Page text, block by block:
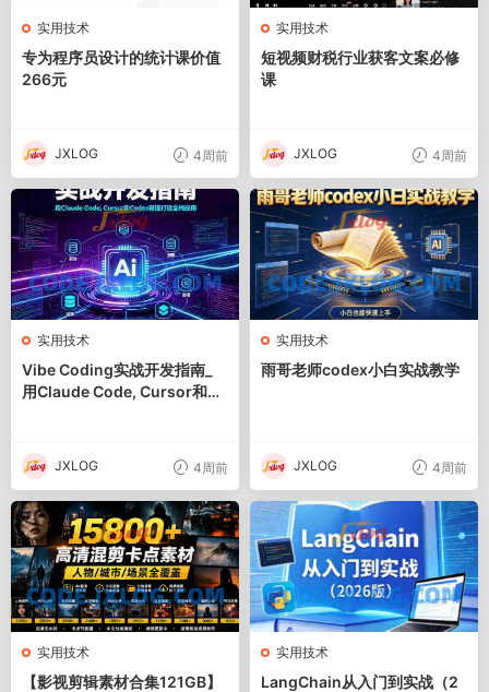
实用技术
专为程序员设计的统计课价值
266元
JXLOG 4周前
实用技术
短视频财税行业获客文案必修
课
JXLOG 4周前
实用技术
Vibe Coding实战开发指南_
用Claude Code, Cursor和Co
JXLOG 4周前
实用技术
雨哥老师codex小白实战教学
JXLOG 4周前
实用技术
【影视剪辑素材合集121GB】
实用技术
LangChain从入门到实战（2